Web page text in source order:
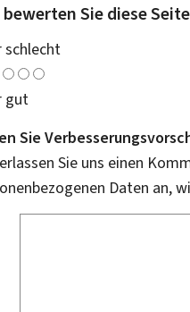
bewerten Sie diese
schlecht
gut
Sie
Sie uns einen
Daten an,